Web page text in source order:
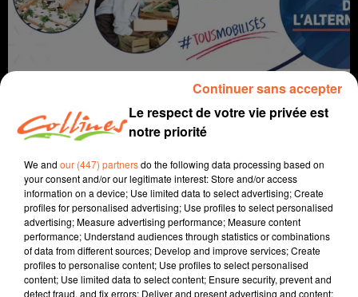
Infos
16 mai 2022 - 16 min 24 sec
JOURNAL DU LUNDI 16 MAI ( MIDI )
Patrice Bémanangy
L'info près de chez vous.
Le respect de votre vie privée est
notre priorité
We and our (447) partnersdo the following data processing based on
your consent and/or our legitimate interest: Store and/or access
information on a device; Use limited data to select advertising; Create
profiles for personalised advertising; Use profiles to select personalised
advertising; Measure advertising performance; Measure content
performance; Understand audiences through statistics or combinations
of data from different sources; Develop and improve services; Create
profiles to personalise content; Use profiles to select personalised
content; Use limited data to select content; Ensure security, prevent and
detect fraud, and fix errors; Deliver and present advertising and content;
Continuer sans accepter